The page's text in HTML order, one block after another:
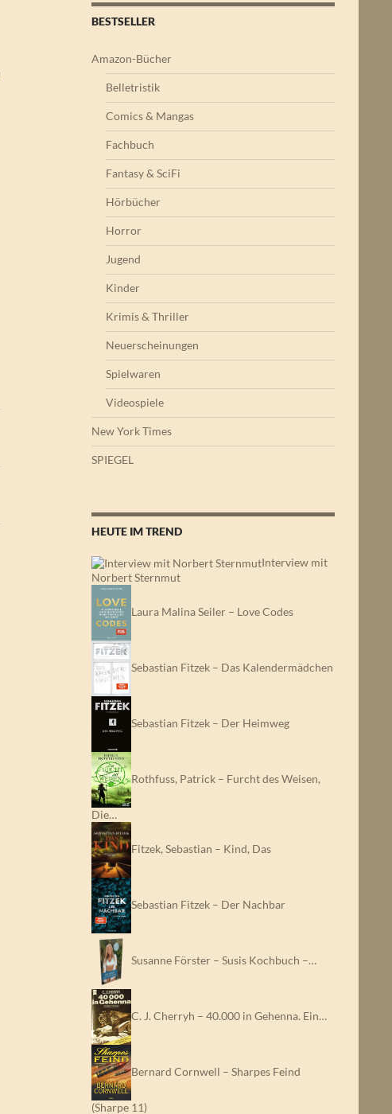
BESTSELLER
Amazon-Bücher
Belletristik
Comics & Mangas
Fachbuch
Fantasy & SciFi
Hörbücher
Horror
Jugend
Kinder
Krimis & Thriller
Neuerscheinungen
Spielwaren
Videospiele
New York Times
SPIEGEL
HEUTE IM TREND
Interview mit
Norbert Sternmut
Laura Malina Seiler – Love Codes
Sebastian Fitzek – Das Kalendermädchen
Sebastian Fitzek – Der Heimweg
Rothfuss, Patrick – Furcht des Weisen,
Die…
Fitzek, Sebastian – Kind, Das
Sebastian Fitzek – Der Nachbar
Susanne Förster – Susis Kochbuch –…
C. J. Cherryh – 40.000 in Gehenna. Ein…
Bernard Cornwell – Sharpes Feind
(Sharpe 11)